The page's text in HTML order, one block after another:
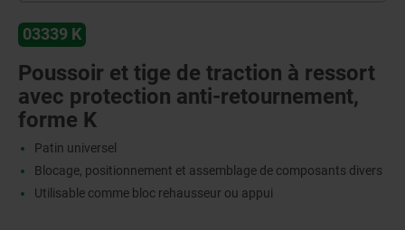
03339 K
Poussoir et tige de traction à ressort
avec protection anti-retournement,
forme K
Patin universel
Blocage, positionnement et assemblage de composants divers
Utilisable comme bloc rehausseur ou appui